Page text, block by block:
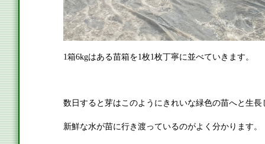
1箱6kgはある苗箱を1枚1枚丁寧に並べていきます。
数日すると芽はこのようにきれいな緑色の苗へと生長
新鮮な水が苗に行き渡っているのがよく分かります。